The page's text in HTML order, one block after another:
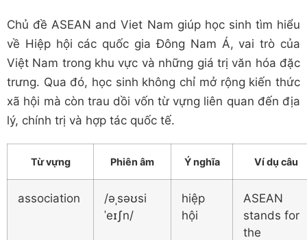
Chủ đề ASEAN and Viet Nam giúp học sinh tìm hiểu
về Hiệp hội các quốc gia Đông Nam Á, vai trò của
Việt Nam trong khu vực và những giá trị văn hóa đặc
trưng. Qua đó, học sinh không chỉ mở rộng kiến thức
xã hội mà còn trau dồi vốn từ vựng liên quan đến địa
lý, chính trị và hợp tác quốc tế.
Từ vựng Phiên âm Ý nghĩa Ví dụ câu
association
/əˌsəʊsi
ˈeɪʃn/
hiệp
hội
ASEAN
stands for
the